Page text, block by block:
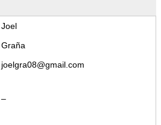
Joel
Graña
joelgra08@gmail.com
–